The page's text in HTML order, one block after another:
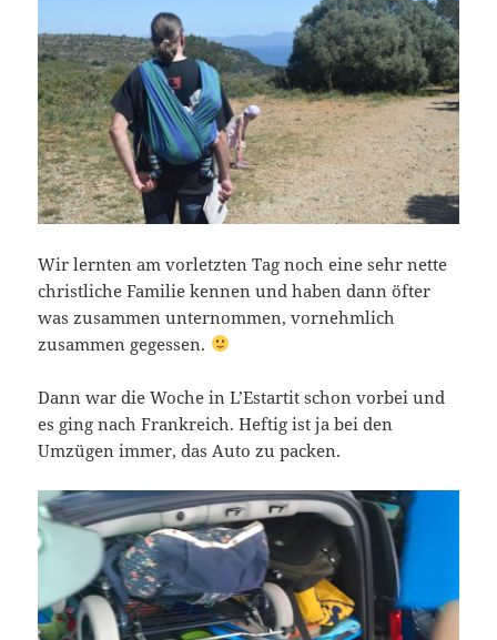
Wir lernten am vorletzten Tag noch eine sehr nette
christliche Familie kennen und haben dann öfter
was zusammen unternommen, vornehmlich
zusammen gegessen.
Dann war die Woche in L’Estartit schon vorbei und
es ging nach Frankreich. Heftig ist ja bei den
Umzügen immer, das Auto zu packen.